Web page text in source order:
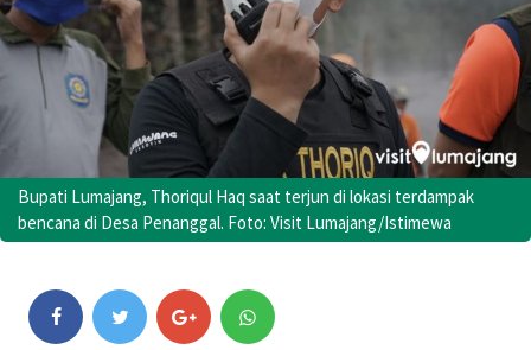
Bupati Lumajang, Thoriqul Haq saat terjun di lokasi terdampak
bencana di Desa Penanggal. Foto: Visit Lumajang/Istimewa